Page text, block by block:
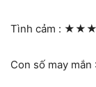
Tình cảm :
Con số may mắn